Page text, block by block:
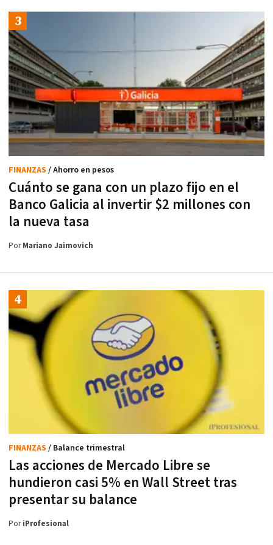
Cuánto se gana con un plazo fijo en el
Banco Galicia al invertir $2 millones con
la nueva tasa
FINANZAS / Ahorro en pesos
PorMariano Jaimovich
Las acciones de Mercado Libre se
hundieron casi 5% en Wall Street tras
presentar su balance
FINANZAS / Balance trimestral
PoriProfesional